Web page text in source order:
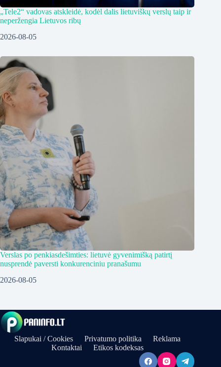
„Tele2“ vadovas atskleidė, kodėl dalis lietuviškų verslų taip ir
neperžengia Lietuvos ribų
2026-08-05
Verslas po penkiasdešimties: lietuvė gyvenimišką patirtį
nusprendė paversti konkurenciniu pranašumu
2026-08-05
Slapukai / Cookies Privatumo politika
Reklama
Kontaktai
Etikos kodeksas